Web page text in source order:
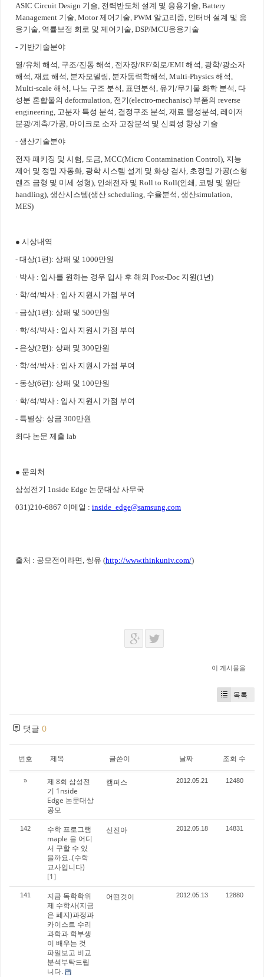
ASIC Circuit Design 기술, 전력반도체 설계 및 응용기술, Battery
Management 기술, Motor 제어기술, PWM 알고리즘, 인터버 설계 및 응
용기술, 역률보정 회로 및 제어기술, DSP/MCU응용기술
- 기반기술분야
열/유체 해석, 구조/진동 해석, 전자장/RF/회로/EMI 해석, 광학/광소자
해석, 재료 해석, 분자모델링, 분자동력학해석, Multi-Physics 해석,
Multi-scale 해석, 나노 구조 분석, 표면분석, 유기/무기물 화학 분석, 다
성분 혼합물의 deformulation, 전기(electro-mechanisc) 부품의 reverse
engineering, 고분자 특성 분석, 결정구조 분석, 재료 물성분석, 레이저
분광/계측/가공, 마이크로 소자 고장분석 및 신뢰성 향상 기술
- 생산기술분야
전자 패키징 및 시험, 도금, MCC(Micro Contamination Control), 지능
제어 및 정밀 자동화, 광학 시스템 설계 및 화상 검사, 초정밀 가공(소형
렌즈 금형 및 미세 성형), 인쇄전자 및 Roll to Roll(인쇄, 코팅 및 원단
handling), 생산시스템(생산 scheduling, 수율분석, 생산simulation,
MES)
● 시상내역
- 대상(1편): 상패 및 1000만원
· 박사 : 입사를 원하는 경우 입사 후 해외 Post-Doc 지원(1년)
· 학/석/박사 : 입사 지원시 가점 부여
- 금상(1편): 상패 및 500만원
· 학/석/박사 : 입사 지원시 가점 부여
- 은상(2편): 상패 및 300만원
· 학/석/박사 : 입사 지원시 가점 부여
- 동상(6편): 상패 및 100만원
· 학/석/박사 : 입사 지원시 가점 부여
- 특별상: 상금 300만원
최다 논문 제출 lab
● 문의처
삼성전기 1nside Edge 논문대상 사무국
031)210-6867 이메일 : inside_edge@samsung.com
출처 : 공모전이라면, 씽유 (http://www.thinkuniv.com/)
이 게시물을
목록
댓글 0
번호 제목 글쓴이 날짜 조회 수
»
제 8회 삼성전
기 1nside
Edge 논문대상
공모
캠퍼스 2012.05.21 12480
142
수학 프로그램
maple 을 어디
서 구할 수 있
을까요..(수학
교사입니다)
[1]
신진아 2012.05.18 14831
141
지금 독학학위
제 수학사(지금
은 폐지)과정과
카이스트 수리
과학과 학부생
이 배우는 것
파일보고 비교
분석부탁드립
니다.
어떤것이 2012.05.13 12880